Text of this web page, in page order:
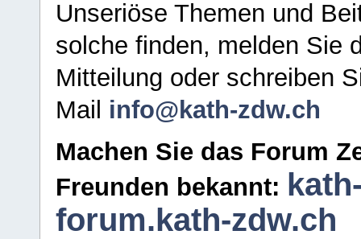
Unseriöse Themen und
solche finden, melden Sie
Mitteilung oder schreiben
Mail info@kath-zdw.ch
Machen Sie das Forum
Freunden bekannt:
forum.kath-zdw.ch